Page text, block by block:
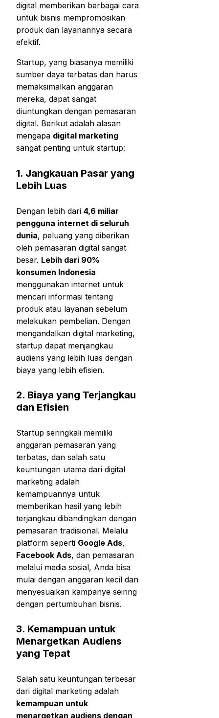
digital memberikan berbagai cara
untuk bisnis mempromosikan
produk dan layanannya secara
efektif.
Startup, yang biasanya memiliki
sumber daya terbatas dan harus
memaksimalkan anggaran
mereka, dapat sangat
diuntungkan dengan pemasaran
digital. Berikut adalah alasan
mengapa digital marketing
sangat penting untuk startup:
1. Jangkauan Pasar yang
Lebih Luas
Dengan lebih dari 4,6 miliar
pengguna internet di seluruh
dunia, peluang yang diberikan
oleh pemasaran digital sangat
besar. Lebih dari 90%
konsumen Indonesia
menggunakan internet untuk
mencari informasi tentang
produk atau layanan sebelum
melakukan pembelian. Dengan
mengandalkan digital marketing,
startup dapat menjangkau
audiens yang lebih luas dengan
biaya yang lebih efisien.
2. Biaya yang Terjangkau
dan Efisien
Startup seringkali memiliki
anggaran pemasaran yang
terbatas, dan salah satu
keuntungan utama dari digital
marketing adalah
kemampuannya untuk
memberikan hasil yang lebih
terjangkau dibandingkan dengan
pemasaran tradisional. Melalui
platform seperti Google Ads,
Facebook Ads, dan pemasaran
melalui media sosial, Anda bisa
mulai dengan anggaran kecil dan
menyesuaikan kampanye seiring
dengan pertumbuhan bisnis.
3. Kemampuan untuk
Menargetkan Audiens
yang Tepat
Salah satu keuntungan terbesar
dari digital marketing adalah
kemampuan untuk
menargetkan audiens dengan